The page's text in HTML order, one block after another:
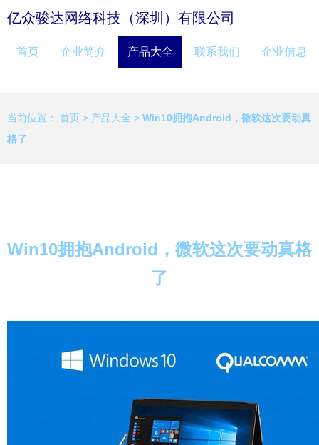
亿众骏达网络科技（深圳）有限公司
首页 企业简介 产品大全 联系我们 企业信息
当前位置： 首页 > 产品大全 > Win10拥抱Android，微软这次要动真
格了
Win10拥抱Android，微软这次要动真格
了